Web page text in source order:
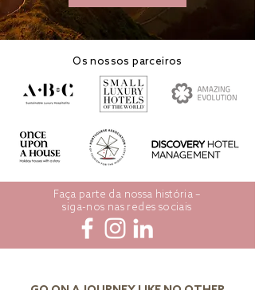
Os nossos parceiros
Faça parte da nossa história –
siga-nos nas redes sociais